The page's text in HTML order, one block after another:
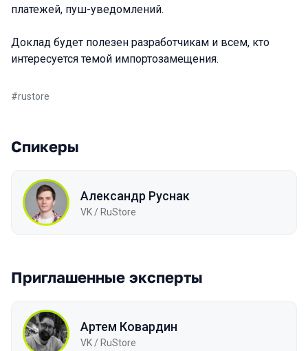
платежей, пуш-уведомлений.
Доклад будет полезен разработчикам и всем, кто
интересуется темой импортозамещения.
#rustore
Спикеры
Александр Руснак
VK / RuStore
Приглашенные эксперты
Артем Ковардин
VK / RuStore